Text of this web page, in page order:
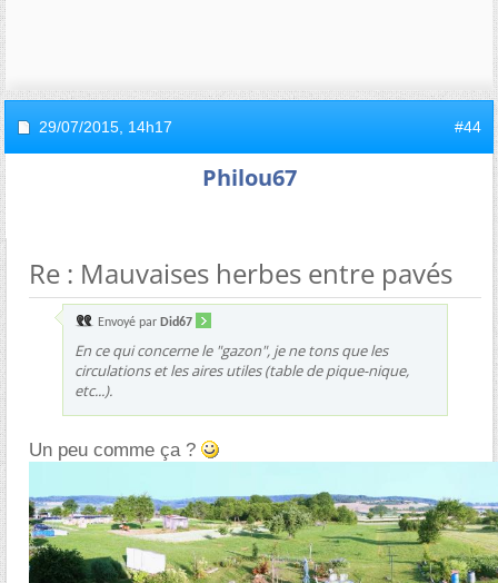
29/07/2015, 14h17 #44
Philou67
Re : Mauvaises herbes entre pavés
Envoyé par Did67
En ce qui concerne le "gazon", je ne tons que les
circulations et les aires utiles (table de pique-nique,
etc...).
Un peu comme ça ?